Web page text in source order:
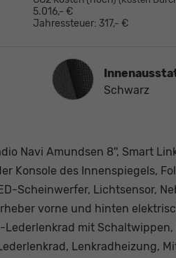
5.016,- €
Jahressteuer: 317,- €
Innenausstattung
Schwarz
Navi Amundsen 8'', Smart
Konsole des Innenspiegels,
Scheinwerfer, Lichtsensor,
vorne und hinten
mit Schaltwippen,
Lenkradheizung,